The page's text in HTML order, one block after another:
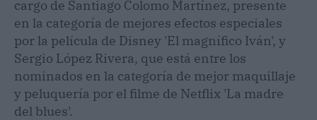
cargo de Santiago Colomo Martínez, presente
en la categoría de mejores efectos especiales
por la película de Disney 'El magnífico Iván', y
Sergio López Rivera, que está entre los
nominados en la categoría de mejor maquillaje
y peluquería por el filme de Netflix 'La madre
del blues'.